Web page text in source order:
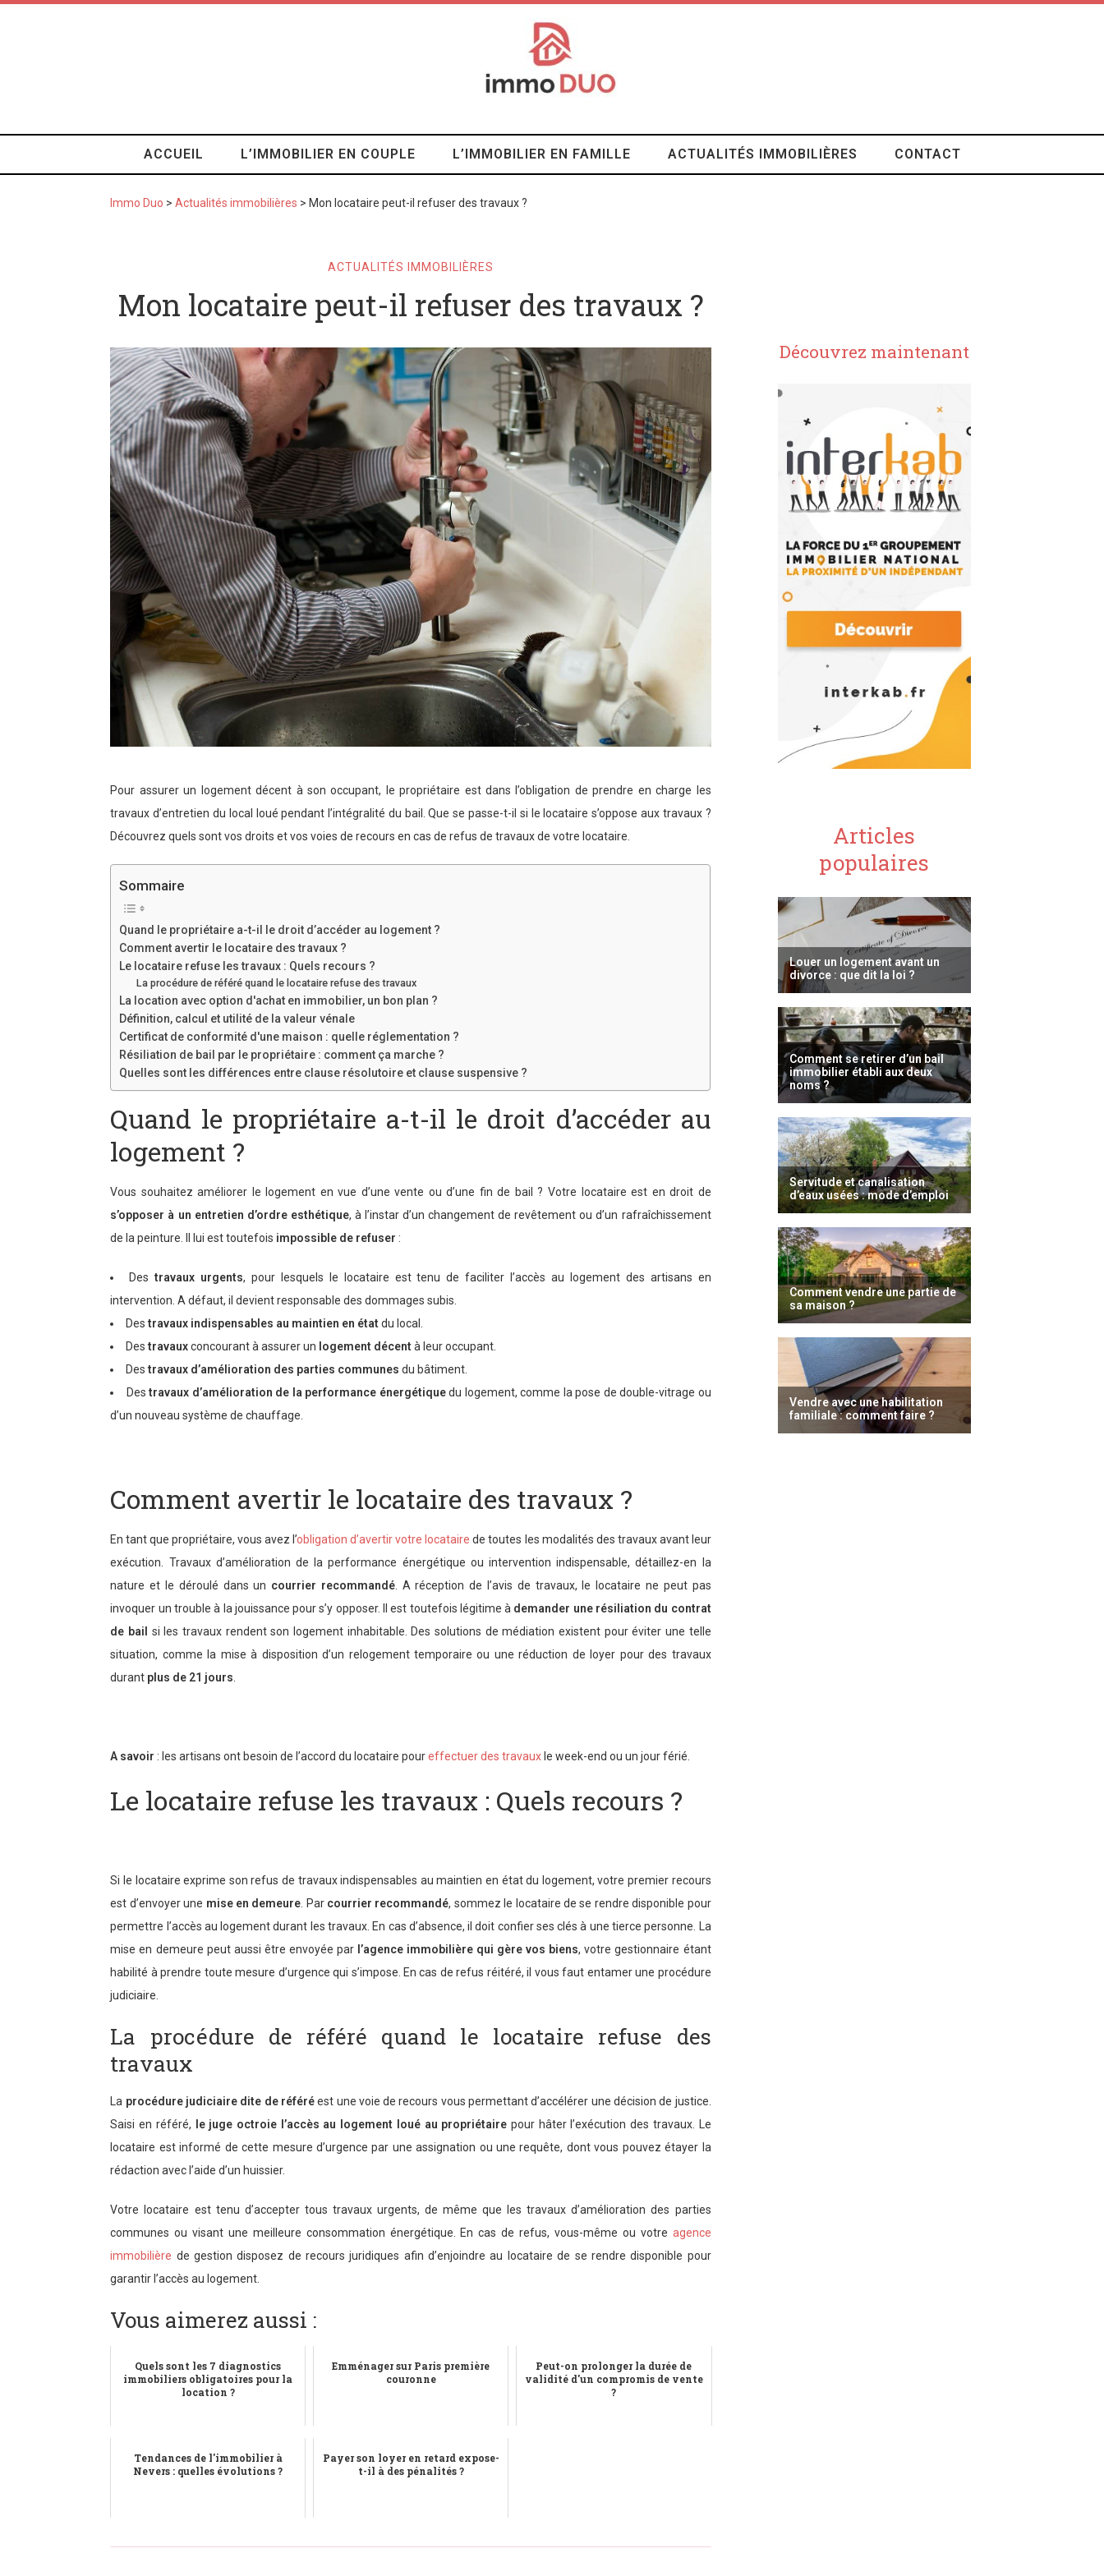
ACCUEIL L’IMMOBILIER EN COUPLE L’IMMOBILIER EN FAMILLE ACTUALITÉS IMMOBILIÈRES CONTACT
Immo Duo >Actualités immobilières > Mon locataire peut-il refuser des travaux ?
ACTUALITÉS IMMOBILIÈRES
Mon locataire peut-il refuser des travaux ?
Pour assurer un logement décent à son occupant, le propriétaire est dans l’obligation de prendre en charge les
travaux d’entretien du local loué pendant l’intégralité du bail. Que se passe-t-il si le locataire s’oppose aux travaux ?
Découvrez quels sont vos droits et vos voies de recours en cas de refus de travaux de votre locataire.
Sommaire
Quand le propriétaire a-t-il le droit d’accéder au logement ?
Comment avertir le locataire des travaux ?
Le locataire refuse les travaux : Quels recours ?
La procédure de référé quand le locataire refuse des travaux
La location avec option d'achat en immobilier, un bon plan ?
Définition, calcul et utilité de la valeur vénale
Certificat de conformité d'une maison : quelle réglementation ?
Résiliation de bail par le propriétaire : comment ça marche ?
Quelles sont les différences entre clause résolutoire et clause suspensive ?
Quand le propriétaire a-t-il le droit d’accéder au
logement ?
Vous souhaitez améliorer le logement en vue d’une vente ou d’une fin de bail ? Votre locataire est en droit de
s’opposer à un entretien d’ordre esthétique, à l’instar d’un changement de revêtement ou d’un rafraîchissement
de la peinture. Il lui est toutefois impossible de refuser :
Destravaux urgents, pour lesquels le locataire est tenu de faciliter l’accès au logement des artisans en
intervention. A défaut, il devient responsable des dommages subis.
Destravaux indispensables au maintien en état du local.
Destravauxconcourant à assurer un logement décent à leur occupant.
Destravaux d’amélioration des parties communes du bâtiment.
Destravaux d’amélioration de la performance énergétiquedu logement, comme la pose de double-vitrage ou
d’un nouveau système de chauffage.
Comment avertir le locataire des travaux ?
En tant que propriétaire, vous avez l’obligation d’avertir votre locataire de toutes les modalités des travaux avant leur
exécution. Travaux d’amélioration de la performance énergétique ou intervention indispensable, détaillez-en la
nature et le déroulé dans un courrier recommandé. A réception de l’avis de travaux, le locataire ne peut pas
invoquer un trouble à la jouissance pour s’y opposer. Il est toutefois légitime à demander une résiliation du contrat
de bail si les travaux rendent son logement inhabitable. Des solutions de médiation existent pour éviter une telle
situation, comme la mise à disposition d’un relogement temporaire ou une réduction de loyer pour des travaux
durant plus de 21 jours
A savoir : les artisans ont besoin de l’accord du locataire poureffectuer des travauxle week-end ou un jour férié.
Le locataire refuse les travaux : Quels recours ?
Si le locataire exprime son refus de travaux indispensables au maintien en état du logement, votre premier recours
est d’envoyer une mise en demeure . Par courrier recommandé, sommez le locataire de se rendre disponible pour
permettre l’accès au logement durant les travaux. En cas d’absence, il doit confier ses clés à une tierce personne. La
mise en demeure peut aussi être envoyée par l’agence immobilière qui gère vos biens, votre gestionnaire étant
habilité à prendre toute mesure d’urgence qui s’impose. En cas de refus réitéré, il vous faut entamer une procédure
judiciaire.
La procédure de référé quand le locataire refuse des
travaux
La procédure judiciaire dite de référéest une voie de recours vous permettant d’accélérer une décision de justice.
Saisi en référé, le juge octroie l’accès au logement loué au propriétaire pour hâter l’exécution des travaux. Le
locataire est informé de cette mesure d’urgence par une assignation ou une requête, dont vous pouvez étayer la
rédaction avec l’aide d’un huissier.
Votre locataire est tenu d’accepter tous travaux urgents, de même que les travaux d’amélioration des parties
communes ou visant une meilleure consommation énergétique. En cas de refus, vous-même ou votre agence
immobilière de gestion disposez de recours juridiques afin d’enjoindre au locataire de se rendre disponible pour
garantir l’accès au logement.
Vous aimerez aussi :
Quels sont les 7 diagnostics
immobiliers obligatoires pour la
location ?
Emménager sur Paris première
couronne
Peut-on prolonger la durée de
validité d'un compromis de vente
?
Tendances de l'immobilier à
Nevers : quelles évolutions ?
Payer son loyer en retard expose-
t-il à des pénalités ?
Découvrez maintenant
Articles
populaires